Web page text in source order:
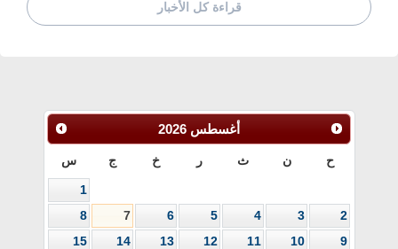
قراءة كل الأخبار
أغسطس 2026
ح ن ث ر خ ج س
1
2
3
4
5
6
7
8
9
10
11
12
13
14
15